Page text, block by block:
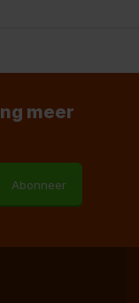
meer
Abonneer